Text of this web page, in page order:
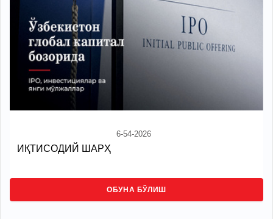
6-54-2026
ИҚТИСОДИЙ ШАРҲ
ОБУНА БЎЛИШ